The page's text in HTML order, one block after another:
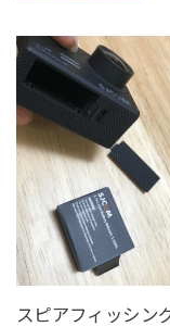
スピアフィッシン